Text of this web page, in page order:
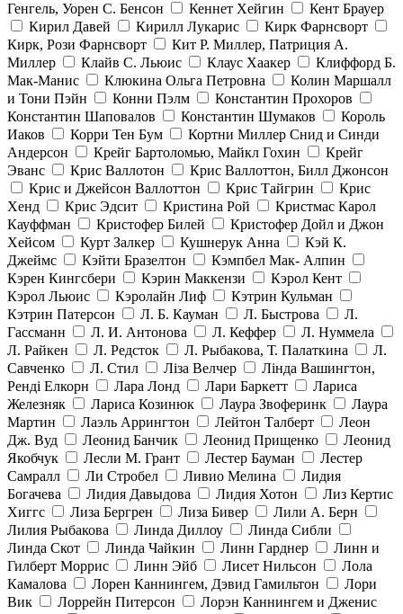
Генгель, Уорен С. Бенсон
Кеннет Хейгин
Кент Брауер
Кирил Давей
Кирилл Лукарис
Кирк Фарнсворт
Кирк, Рози Фарнсворт
Кит Р. Миллер, Патриция А.
Миллер
Клайв С. Льюис Клаус Хаакер
Клиффорд Б.
Мак-Манис
Клюкина Ольга Петровна
Колин Маршалл
и Тони Пэйн
Конни Пэлм
Константин Прохоров
Константин Шаповалов
Константин Шумаков
Король
Иаков
Корри Тен Бум
Кортни Миллер Снид и Синди
Андерсон
Крейг Бартоломью, Майкл Гохин
Крейг
Эванс
Крис Валлотон
Крис Валлоттон, Билл Джонсон
Крис и Джейсон Валлоттон
Крис Тайгрин
Крис
Хенд
Крис Эдсит Кристина Рой
Кристмас Карол
Кауффман
Кристофер Билей
Кристофер Дойл и Джон
Хейсом
Курт Залкер Кушнерук Анна
Кэй К.
Джеймс
Кэйти Бразелтон
Кэмпбел Мак- Алпин
Кэрен Кингсбери
Кэрин Маккензи
Кэрол Кент
Кэрол Льюис
Кэролайн Лиф
Кэтрин Кульман
Кэтрин Патерсон
Л. Б. Кауман Л. Быстрова
Л.
Гассманн
Л. И. Антонова Л. Кеффер
Л. Нуммела
Л. Райкен
Л. Редсток Л. Рыбакова, Т. Палаткина
Л.
Савченко
Л. Стил Ліза Велчер
Лінда Вашингтон,
Ренді Елкорн
Лара Лонд Лари Баркетт
Лариса
Железняк
Лариса Козинюк Лаура Звоферинк
Лаура
Мартин
Лаэль Аррингтон Лейтон Талберт
Леон
Дж. Вуд
Леонид Банчик Леонид Прищенко
Леонид
Якобчук
Лесли М. Грант Лестер Бауман
Лестер
Самралл
Ли Стробел Ливио Мелина
Лидия
Богачева
Лидия Давыдова Лидия Хотон
Лиз Кертис
Хиггс
Лиза Бергрен Лиза Бивер
Лили А. Берн
Лилия Рыбакова
Линда Диллоу
Линда Сибли
Линда Скот
Линда Чайкин Линн Гарднер
Линн и
Гилберт Моррис
Линн Эйб Лисет Нильсон
Лола
Камалова
Лорен Каннингем, Дэвид Гамильтон
Лори
Вик
Лоррейн Питерсон
Лорэн Каннингем и Дженис